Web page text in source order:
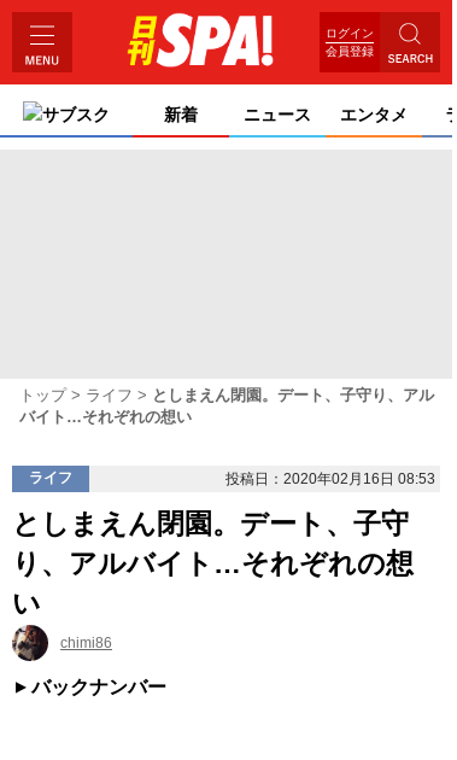
ログイン
会員登録
サブスク 新着 ニュース エンタメ
トップ ライフ
としまえん閉園。デート、子守り、アル
バイト…それぞれの想い
ライフ 投稿日：2020年02月16日 08:53
としまえん閉園。デート、子守
り、アルバイト…それぞれの想
い
chimi86
バックナンバー